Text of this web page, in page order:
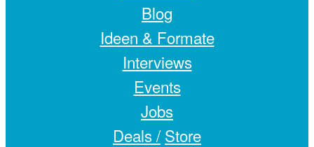
Blog
Ideen & Formate
Interviews
Events
Jobs
Deals / Store